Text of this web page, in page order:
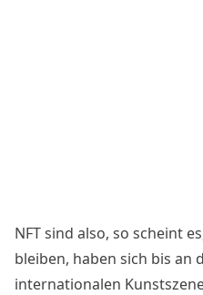
NFT sind also, so scheint
bleiben, haben sich bis an
internationalen